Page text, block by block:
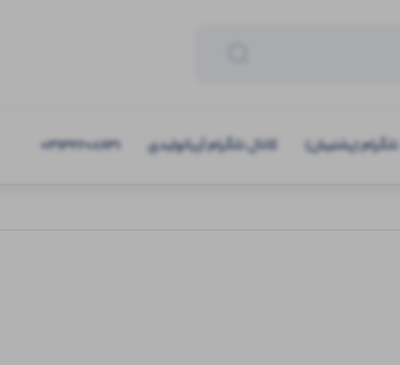
تلگرام (پشتیبان) کانال تلگرام آریاتولیدی 03132208631